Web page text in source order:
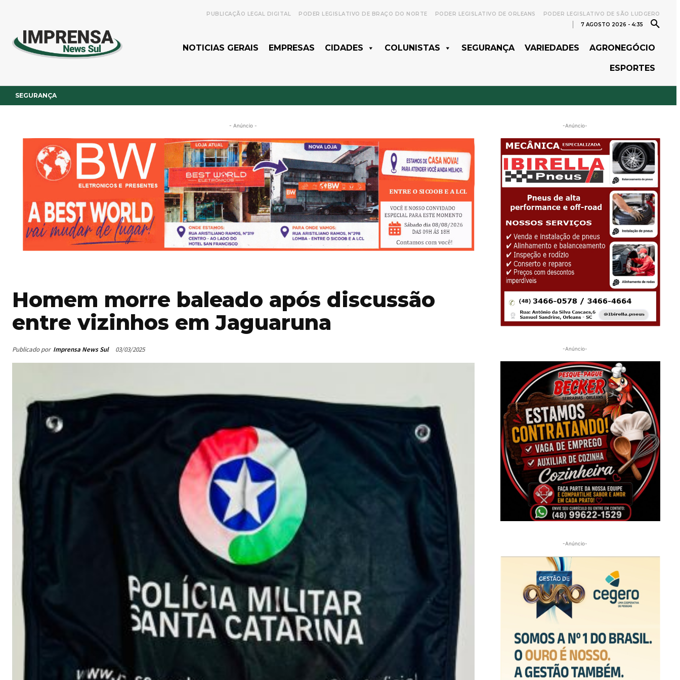
PUBLICAÇÃO LEGAL DIGITAL PODER LEGISLATIVO DE BRAÇO DO NORTE PODER LEGISLATIVO DE ORLEANS
PODER LEGISLATIVO DE SÃO LUDGERO
7 AGOSTO 2026 - 4:35
NOTICIAS GERAIS EMPRESAS CIDADES COLUNISTAS SEGURANÇA VARIEDADES AGRONEGÓCIO
ESPORTES
SEGURANÇA
- Anúncio -
Homem morre baleado após discussão
entre vizinhos em Jaguaruna
Publicado por Imprensa News Sul 03/03/2025
-Anúncio-
-Anúncio-
-Anúncio-